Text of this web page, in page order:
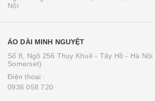
Nội
ÁO DÀI MINH NGUYỆT
Số 8, Ngõ 256 Thụy Khuê - Tây Hồ - Hà Nội
Somerset)
Điện thoại :
0936 058 720